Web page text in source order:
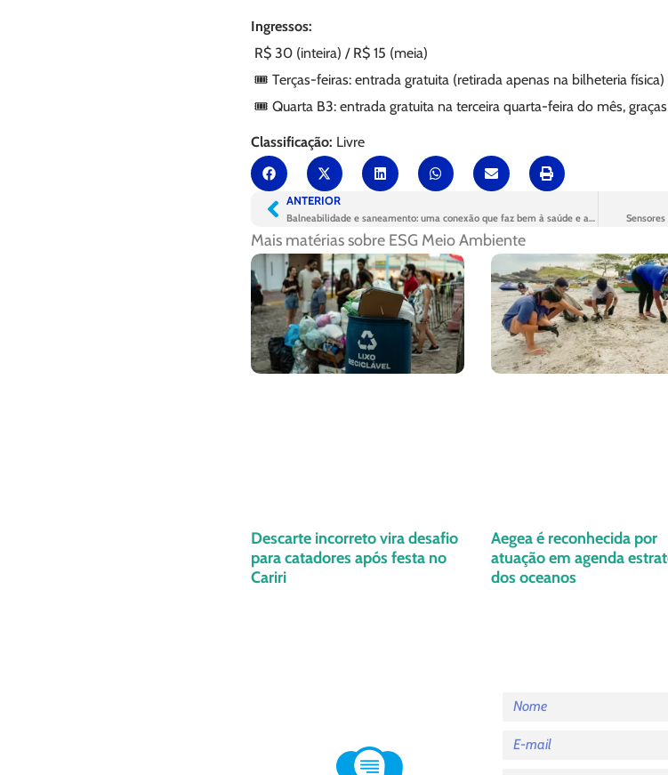
Ingressos:
R$ 30 (inteira) / R$ 15 (meia)
🎟️ Terças-feiras: entrada gratuita (retirada apenas na bilheteria física)
🎟️ Quarta B3: entrada gratuita na terceira quarta-feira do mês,
Classificação: Livre
ANTERIOR
Balneabilidade e saneamento: uma conexão que faz bem à saúde e ao verão
Mais matérias sobre ESG Meio Ambiente
Descarte incorreto vira desafio
para catadores após festa no
Cariri
Aegea é reconhecida por
atuação em agenda
dos oceanos